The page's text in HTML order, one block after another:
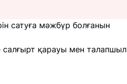
сатуға мәжбүр болғанын
салғырт қарауы мен талапшыл